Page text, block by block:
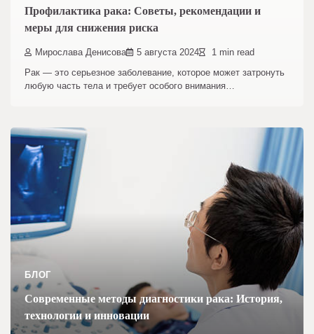
Профилактика рака: Советы, рекомендации и
меры для снижения риска
Мирослава Денисова 5 августа 2024 1 min read
Рак — это серьезное заболевание, которое может затронуть
любую часть тела и требует особого внимания…
БЛОГ
Современные методы диагностики рака: История,
технологии и инновации